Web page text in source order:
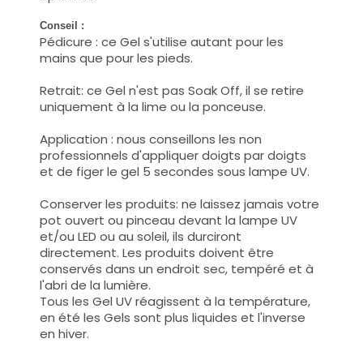
Conseil :
Pédicure : ce Gel s'utilise autant pour les
mains que pour les pieds.
Retrait: ce Gel n'est pas Soak Off, il se retire
uniquement à la lime ou la ponceuse.
Application : nous conseillons les non
professionnels d'appliquer doigts par doigts
et de figer le gel 5 secondes sous lampe UV.
Conserver les produits: ne laissez jamais votre
pot ouvert ou pinceau devant la lampe UV
et/ou LED ou au soleil, ils durciront
directement. Les produits doivent être
conservés dans un endroit sec, tempéré et à
l'abri de la lumière.
Tous les Gel UV réagissent à la température,
en été les Gels sont plus liquides et l'inverse
en hiver.